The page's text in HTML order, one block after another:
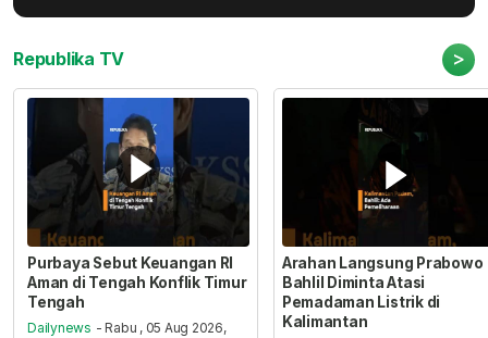
Republika TV >
Purbaya Sebut Keuangan RI
Aman di Tengah Konflik Timur
Tengah
Dailynews - Rabu , 05 Aug 2026,
Arahan Langsung Prabowo
Bahlil Diminta Atasi
Pemadaman Listrik di
Kalimantan